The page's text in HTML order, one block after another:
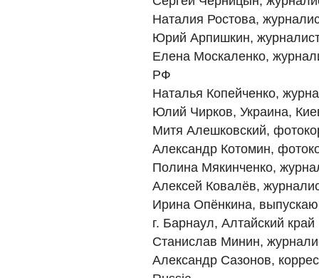
Наталия Ростова,
Юрий Арпишкин,
Елена Москаленко,
РФ
Наталья Копейченко,
Юлий Чирков, Украина,
Митя Алешковский,
Александр Котомин,
Полина Мякинченко,
Алексей Ковалёв,
Ирина Опёнкина,
г. Барнаул, Алтайский край
Станислав Минин,
Александр Сазонов,